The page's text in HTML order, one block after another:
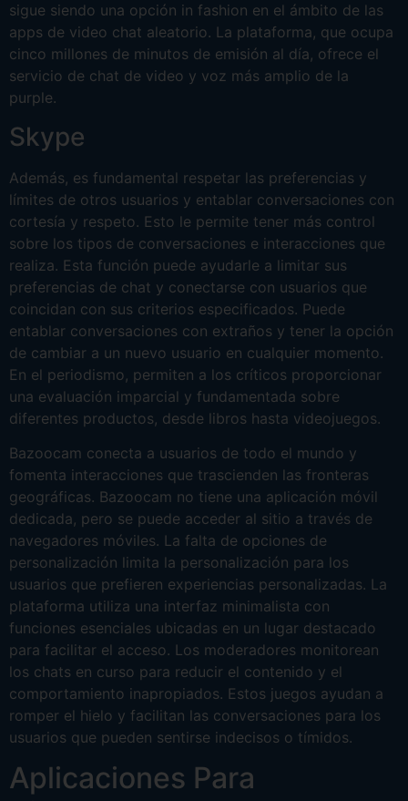
sigue siendo una opción in fashion en el ámbito de las
apps de video chat aleatorio. La plataforma, que ocupa
cinco millones de minutos de emisión al día, ofrece el
servicio de chat de video y voz más amplio de la
purple.
Skype
Además, es fundamental respetar las preferencias y
límites de otros usuarios y entablar conversaciones con
cortesía y respeto. Esto le permite tener más control
sobre los tipos de conversaciones e interacciones que
realiza. Esta función puede ayudarle a limitar sus
preferencias de chat y conectarse con usuarios que
coincidan con sus criterios especificados. Puede
entablar conversaciones con extraños y tener la opción
de cambiar a un nuevo usuario en cualquier momento.
En el periodismo, permiten a los críticos proporcionar
una evaluación imparcial y fundamentada sobre
diferentes productos, desde libros hasta videojuegos.
Bazoocam conecta a usuarios de todo el mundo y
fomenta interacciones que trascienden las fronteras
geográficas. Bazoocam no tiene una aplicación móvil
dedicada, pero se puede acceder al sitio a través de
navegadores móviles. La falta de opciones de
personalización limita la personalización para los
usuarios que prefieren experiencias personalizadas. La
plataforma utiliza una interfaz minimalista con
funciones esenciales ubicadas en un lugar destacado
para facilitar el acceso. Los moderadores monitorean
los chats en curso para reducir el contenido y el
comportamiento inapropiados. Estos juegos ayudan a
romper el hielo y facilitan las conversaciones para los
usuarios que pueden sentirse indecisos o tímidos.
Aplicaciones Para